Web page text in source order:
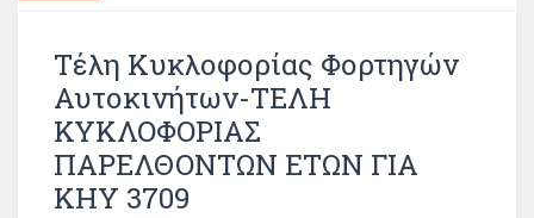
Τέλη Κυκλοφορίας Φορτηγών
Αυτοκινήτων-ΤΕΛΗ
ΚΥΚΛΟΦΟΡΙΑΣ
ΠΑΡΕΛΘΟΝΤΩΝ ΕΤΩΝ ΓΙΑ
ΚΗΥ 3709